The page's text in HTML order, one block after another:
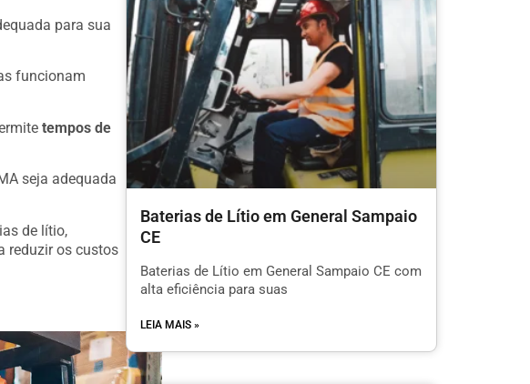
para sua
funcionam
tempos de
seja adequada
de lítio,
reduzir os custos
Baterias de Lítio em General Sampaio
CE
Baterias de Lítio em General Sampaio CE com
alta eficiência para suas
LEIA MAIS »